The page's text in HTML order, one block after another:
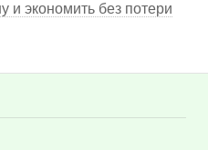
и экономить без потери